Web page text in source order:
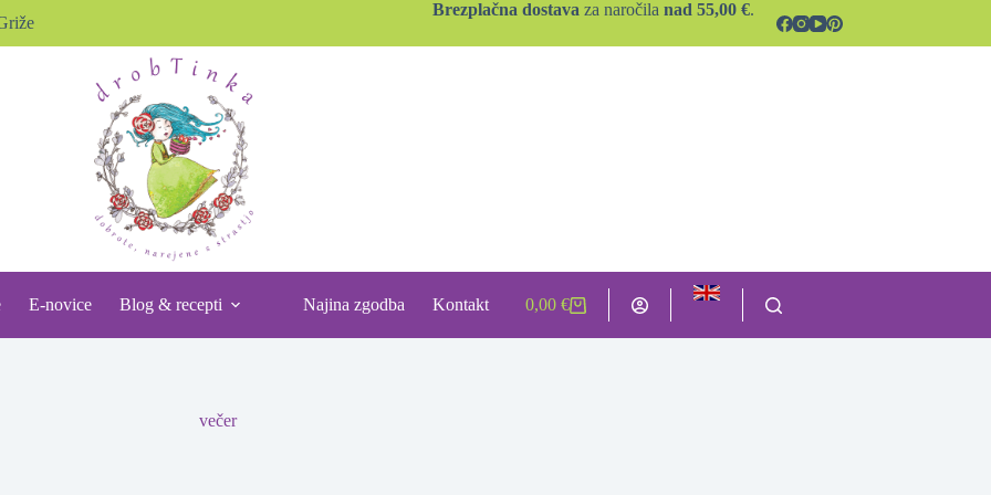
Brezplačna dostava za naročila nad 55,00 €.
E-novice Blog & recepti Najina zgodba Kontakt
Shopping
0,00 €
večer